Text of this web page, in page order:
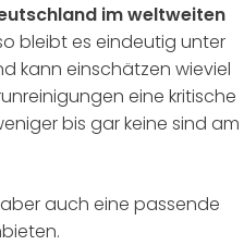
im weltweiten
bleibt es eindeutig unter
kann einschätzen wieviel
eine kritische
bis gar keine sind am
auch eine passende